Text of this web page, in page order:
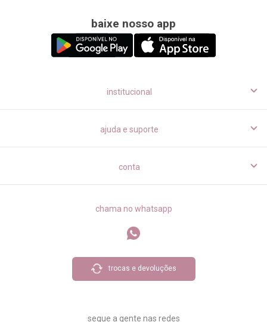
baixe nosso app
institucional
ajuda e suporte
conta
chama no whatsapp
trocas e devoluções
segue a gente nas redes